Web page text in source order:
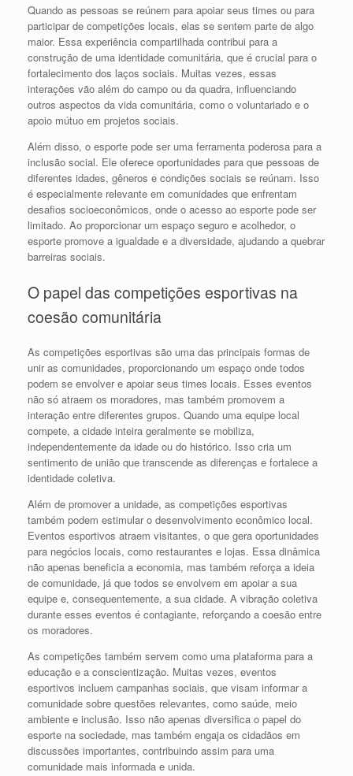
Quando as pessoas se reúnem para apoiar seus times ou para
participar de competições locais, elas se sentem parte de algo
maior. Essa experiência compartilhada contribui para a
construção de uma identidade comunitária, que é crucial para o
fortalecimento dos laços sociais. Muitas vezes, essas
interações vão além do campo ou da quadra, influenciando
outros aspectos da vida comunitária, como o voluntariado e o
apoio mútuo em projetos sociais.
Além disso, o esporte pode ser uma ferramenta poderosa para a
inclusão social. Ele oferece oportunidades para que pessoas de
diferentes idades, gêneros e condições sociais se reúnam. Isso
é especialmente relevante em comunidades que enfrentam
desafios socioeconômicos, onde o acesso ao esporte pode ser
limitado. Ao proporcionar um espaço seguro e acolhedor, o
esporte promove a igualdade e a diversidade, ajudando a quebrar
barreiras sociais.
O papel das competições esportivas na
coesão comunitária
As competições esportivas são uma das principais formas de
unir as comunidades, proporcionando um espaço onde todos
podem se envolver e apoiar seus times locais. Esses eventos
não só atraem os moradores, mas também promovem a
interação entre diferentes grupos. Quando uma equipe local
compete, a cidade inteira geralmente se mobiliza,
independentemente da idade ou do histórico. Isso cria um
sentimento de união que transcende as diferenças e fortalece a
identidade coletiva.
Além de promover a unidade, as competições esportivas
também podem estimular o desenvolvimento econômico local.
Eventos esportivos atraem visitantes, o que gera oportunidades
para negócios locais, como restaurantes e lojas. Essa dinâmica
não apenas beneficia a economia, mas também reforça a ideia
de comunidade, já que todos se envolvem em apoiar a sua
equipe e, consequentemente, a sua cidade. A vibração coletiva
durante esses eventos é contagiante, reforçando a coesão entre
os moradores.
As competições também servem como uma plataforma para a
educação e a conscientização. Muitas vezes, eventos
esportivos incluem campanhas sociais, que visam informar a
comunidade sobre questões relevantes, como saúde, meio
ambiente e inclusão. Isso não apenas diversifica o papel do
esporte na sociedade, mas também engaja os cidadãos em
discussões importantes, contribuindo assim para uma
comunidade mais informada e unida.